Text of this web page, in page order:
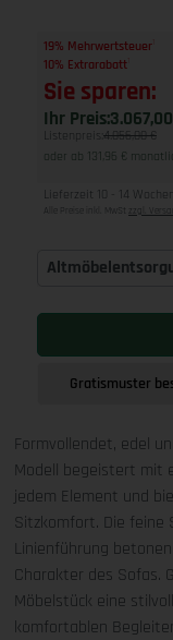
19% Mehrwertsteuer
10% Extrarabatt
Sie sparen:
Ihr Preis:
Listenpreis: 4.056,00 €
oder ab 131,96 €
Lieferzeit 10 - 14 Wochen
Alle Preise inkl. MwSt zzgl.
Gratismuster
Formvollendet, edel
Modell begeistert mit
jedem Element und
Sitzkomfort. Die feine
Linienführung
Charakter des Sofas.
Möbelstück eine
komfortablen